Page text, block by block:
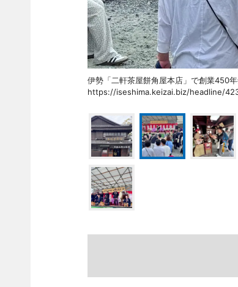
伊勢「二軒茶屋餅角屋本店」で創業
https://iseshima.keizai.biz/headline/